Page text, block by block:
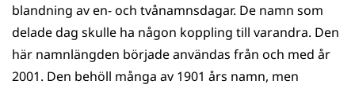
blandning av en- och tvånamnsdagar. De namn som
delade dag skulle ha någon koppling till varandra. Den
här namnlängden började användas från och med år
2001. Den behöll många av 1901 års namn, men